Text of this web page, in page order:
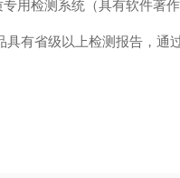
专用检测系统（具有软件著作
具有省级以上检测报告，通